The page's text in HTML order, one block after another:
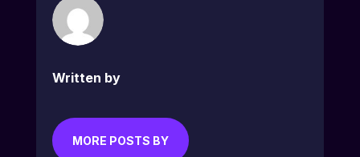
Written by
MORE POSTS BY